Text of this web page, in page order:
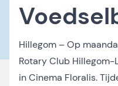
Hillegom – Op
Rotary Club
in Cinema Floralis.